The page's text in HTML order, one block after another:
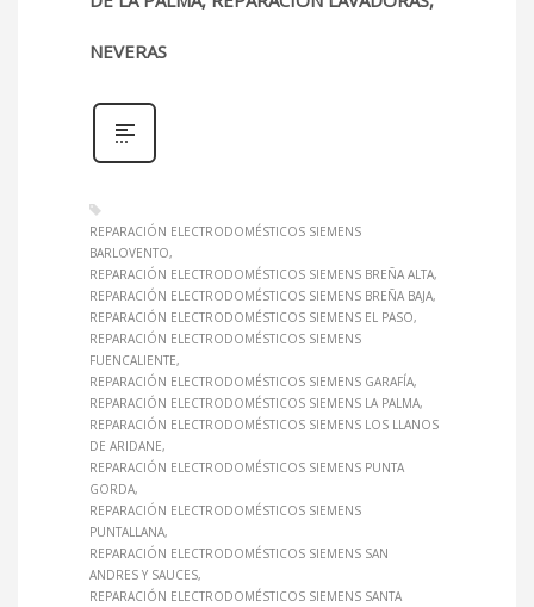
NEVERAS
REPARACIÓN ELECTRODOMÉSTICOS SIEMENS
BARLOVENTO
REPARACIÓN ELECTRODOMÉSTICOS SIEMENS BREÑA ALTA
REPARACIÓN ELECTRODOMÉSTICOS SIEMENS BREÑA BAJA
REPARACIÓN ELECTRODOMÉSTICOS SIEMENS EL PASO
REPARACIÓN ELECTRODOMÉSTICOS SIEMENS
FUENCALIENTE
REPARACIÓN ELECTRODOMÉSTICOS SIEMENS GARAFÍA
REPARACIÓN ELECTRODOMÉSTICOS SIEMENS LA PALMA
REPARACIÓN ELECTRODOMÉSTICOS SIEMENS LOS LLANOS
DE ARIDANE
REPARACIÓN ELECTRODOMÉSTICOS SIEMENS PUNTA
GORDA
REPARACIÓN ELECTRODOMÉSTICOS SIEMENS
PUNTALLANA
REPARACIÓN ELECTRODOMÉSTICOS SIEMENS SAN
ANDRES Y SAUCES
REPARACIÓN ELECTRODOMÉSTICOS SIEMENS SANTA